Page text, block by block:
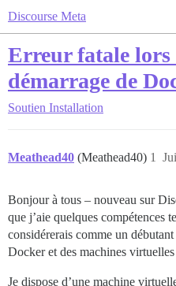
Discourse Meta
Erreur fatale lors
démarrage de
Soutien Installation
Meathead40 (Meathead40) 1
Bonjour à tous – nouveau sur
que j’aie quelques compétences
considérerais comme un
Docker et des machines
Je dispose d’une machine